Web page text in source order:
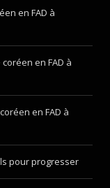
en FAD à
en FAD à
en FAD à
pour progresser